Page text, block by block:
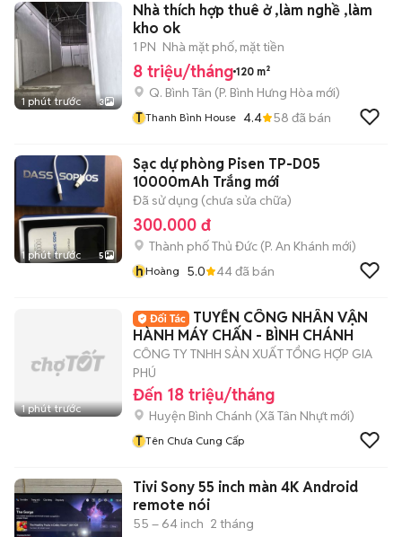
1 phút trước 3
Nhà thích hợp thuê ở ,làm nghề ,làm
kho ok
1 PN Nhà mặt phố, mặt tiền
8 triệu/tháng 120 m²
Q. Bình Tân (P. Bình Hưng Hòa mới)
T Thanh Bình House 4.4 58 đã bán
1 phút trước 5
Sạc dự phòng Pisen TP-D05
10000mAh Trắng mới
Đã sử dụng (chưa sửa chữa)
300.000 đ
Thành phố Thủ Đức (P. An Khánh mới)
hHoàng 5.0 44đã bán
1 phút trước
TUYỂN CÔNG NHÂN VẬN
HÀNH MÁY CHẤN - BÌNH CHÁNH
CÔNG TY TNHH SẢN XUẤT TỔNG HỢP GIA
PHÚ
Đến 18 triệu/tháng
Huyện Bình Chánh (Xã Tân Nhựt mới)
T Tên Chưa Cung Cấp
Tivi Sony 55 inch màn 4K Android
remote nói
55 – 64 inch 2 tháng